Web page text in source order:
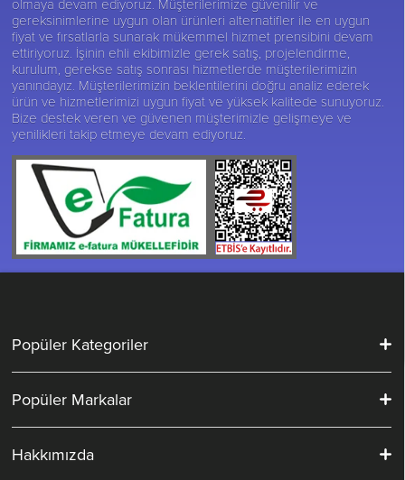
gereksinimlerine uygun olan ürünleri alternatifler ile en uygun
fiyat ve fırsatlarla sunarak mükemmel hizmet prensibini devam
ettiriyoruz. İşinin ehli ekibimizle gerek satış, projelendirme,
kurulum, gerekse satış sonrası hizmetlerde müşterilerimizin
yanındayız. Müşterilerimizin beklentilerini doğru analiz ederek
ürün ve hizmetlerimizi uygun fiyat ve yüksek kalitede sunuyoruz.
Bize destek veren ve güvenen müşterimizle gelişmeye ve
yenilikleri takip etmeye devam ediyoruz.
Popüler Kategoriler
Popüler Markalar
Hakkımızda